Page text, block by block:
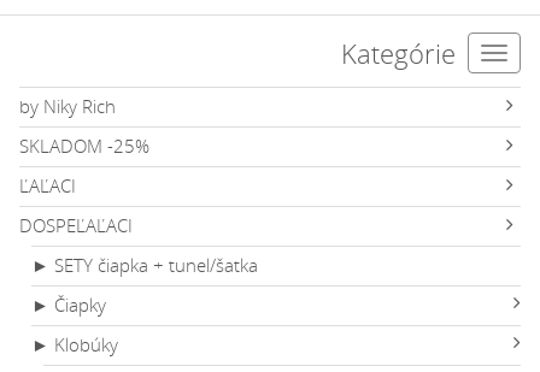
Kategórie
by Niky Rich
SKLADOM -25%
ĽAĽACI
DOSPEĽAĽACI
► SETY čiapka + tunel/šatka
► Čiapky
► Klobúky